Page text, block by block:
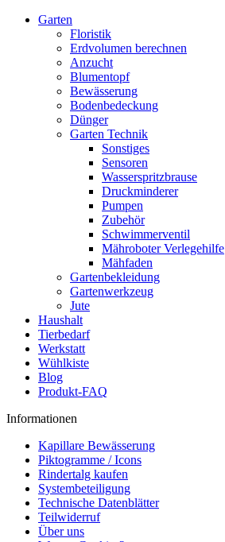
Garten
Floristik
Erdvolumen berechnen
Anzucht
Blumentopf
Bewässerung
Bodenbedeckung
Dünger
Garten Technik
Sonstiges
Sensoren
Wasserspritzbrause
Druckminderer
Pumpen
Zubehör
Schwimmerventil
Mähroboter Verlegehilfe
Mähfaden
Gartenbekleidung
Gartenwerkzeug
Jute
Haushalt
Tierbedarf
Werkstatt
Wühlkiste
Blog
Produkt-FAQ
Informationen
Kapillare Bewässerung
Piktogramme / Icons
Rindertalg kaufen
Systembeteiligung
Technische Datenblätter
Teilwiderruf
Über uns